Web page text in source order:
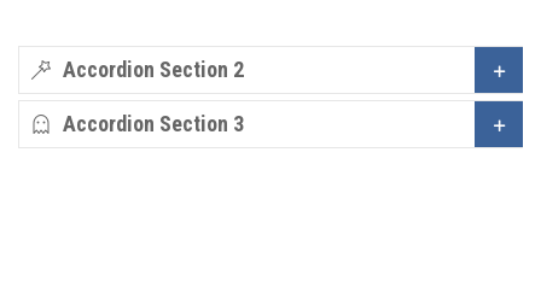
Accordion Section 2
Accordion Section 3